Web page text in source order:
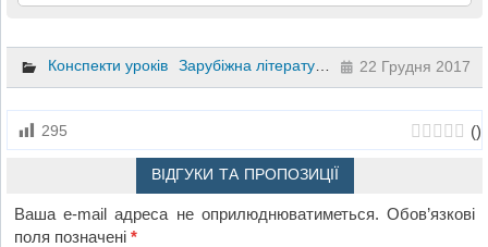
Конспекти уроків Зарубіжна література 6 клас
22 Грудня 2017
295 ()
ВІДГУКИ ТА ПРОПОЗИЦІЇ
Ваша e-mail адреса не оприлюднюватиметься. Обов’язкові
поля позначені*